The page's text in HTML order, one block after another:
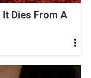
Dies From A